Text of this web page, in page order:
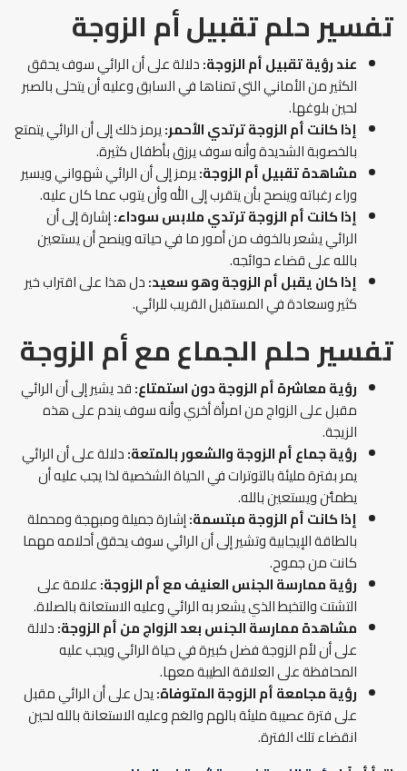
تفسير حلم تقبيل أم الزوجة
عند رؤية تقبيل أم الزوجة:دلالة على أن الرائي سوف يحقق
الكثير من الأماني التي تمناها في السابق وعليه أن يتحلى بالصبر
لحين بلوغها.
إذا كانت أم الزوجة ترتدي الأحمر:يرمز ذلك إلى أن الرائي يتمتع
بالخصوبة الشديدة وأنه سوف يرزق بأطفال كثيرة.
مشاهدة تقبيل أم الزوجة:يرمز إلى أن الرائي شهواني ويسير
وراء رغباته وينصح بأن يتقرب إلى الله وأن يتوب عما كان عليه.
إذا كانت أم الزوجة ترتدي ملابس سوداء:إشارة إلى أن
الرائي يشعر بالخوف من أمور ما في حياته وينصح أن يستعين
بالله على قضاء حوائجه.
إذا كان يقبل أم الزوجة وهو سعيد:دل هذا على اقتراب خير
كثير وسعادة في المستقبل القريب للرائي.
تفسير حلم الجماع مع أم الزوجة
رؤية معاشرة أم الزوجة دون استمتاع:قد يشير إلى أن الرائي
مقبل على الزواج من امرأة أخري وأنه سوف يندم على هذه
الزيجة.
رؤية جماع أم الزوجة والشعور بالمتعة:دلالة على أن الرائي
يمر بفترة مليئة بالتوترات في الحياة الشخصية لذا يجب عليه أن
يطمئن ويستعين بالله.
إذا كانت أم الزوجة مبتسمة:إشارة جميلة ومبهجة ومحملة
بالطاقة الإيجابية وتشير إلى أن الرائي سوف يحقق أحلامه مهما
كانت من جموح.
رؤية ممارسة الجنس العنيف مع أم الزوجة:علامة على
التشتت والتخبط الذي يشعر به الرائي وعليه الاستعانة بالصلاة.
مشاهدة ممارسة الجنس بعد الزواج من أم الزوجة:دلالة
على أن لأم الزوجة فضل كبيرة في حياة الرائي ويجب عليه
المحافظة على العلاقة الطيبة معها.
رؤية مجامعة أم الزوجة المتوفاة:يدل على أن الرائي مقبل
على فترة عصيبة مليئة بالهم والغم وعليه الاستعانة بالله لحين
انقضاء تلك الفترة.